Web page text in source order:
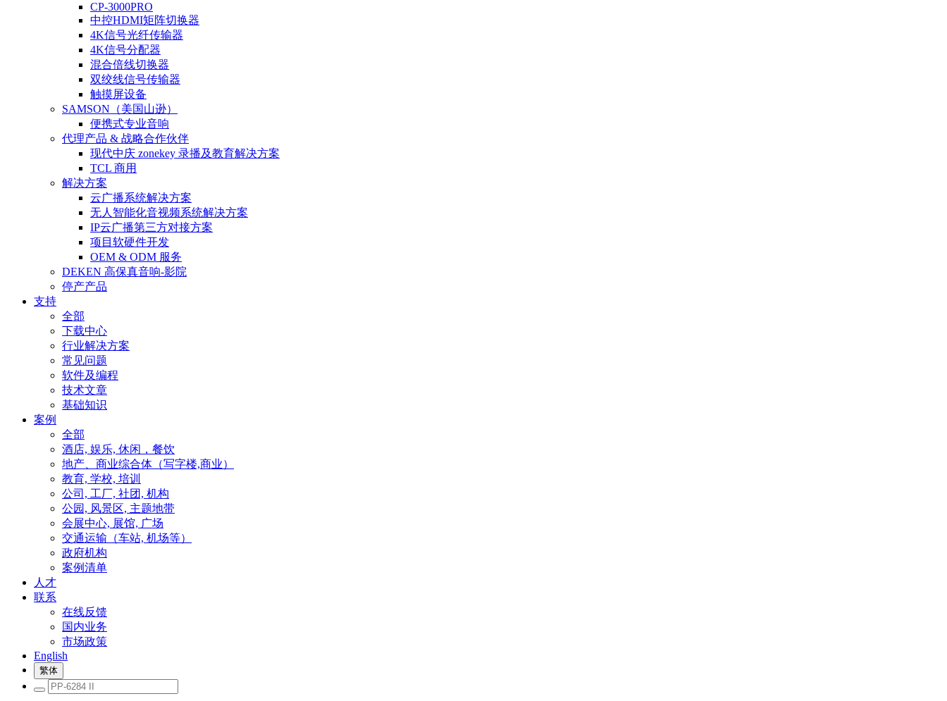
CP-3000PRO
中控HDMI矩阵切换器
4K信号光纤传输器
4K信号分配器
混合倍线切换器
双绞线信号传输器
触摸屏设备
SAMSON（美国山逊）
便携式专业音响
代理产品 & 战略合作伙伴
现代中庆 zonekey 录播及教育解决方案
TCL 商用
解决方案
云广播系统解决方案
无人智能化音视频系统解决方案
IP云广播第三方对接方案
项目软硬件开发
OEM & ODM 服务
DEKEN 高保真音响-影院
停产产品
支持
全部
下载中心
行业解决方案
常见问题
软件及编程
技术文章
基础知识
案例
全部
酒店, 娱乐, 休闲，餐饮
地产、商业综合体（写字楼,商业）
教育, 学校, 培训
公司, 工厂, 社团, 机构
公园, 风景区, 主题地带
会展中心, 展馆, 广场
交通运输（车站, 机场等）
政府机构
案例清单
人才
联系
在线反馈
国内业务
市场政策
English
繁体